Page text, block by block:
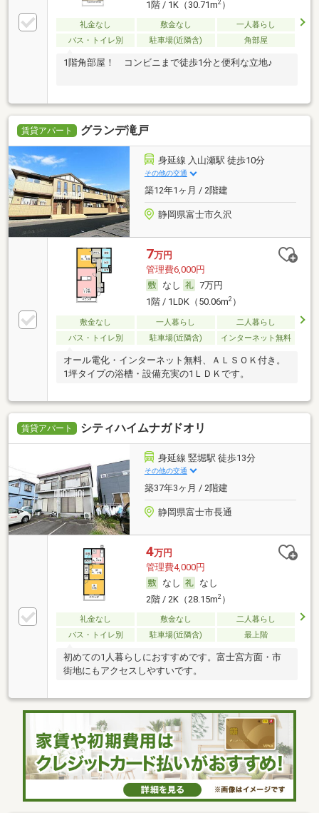
1階 / 1K（30.71m2）
礼金なし 敷金なし
一人暮らし
バス・トイレ別
駐車場(近隣含) 角部屋
1階角部屋！ コンビニまで徒歩1分と便利な立地♪
賃貸アパート グランデ滝戸
身延線 入山瀬駅 徒歩10分
その他の交通
築12年1ヶ月 / 2階建
静岡県富士市久沢
7万円
管理費6,000円
なし
7万円
1階 / 1LDK（50.06m2）
敷金なし 一人暮らし
二人暮らし
バス・トイレ別
駐車場(近隣含) インターネット無料
オール電化・インターネット無料、ＡＬＳＯＫ付き。
1坪タイプの浴槽・設備充実の1ＬＤＫです。
賃貸アパート シティハイムナガドオリ
身延線 竪堀駅 徒歩13分
その他の交通
築37年3ヶ月 / 2階建
静岡県富士市長通
4万円
管理費4,000円
なし
なし
2階 / 2K（28.15m2）
礼金なし 敷金なし
二人暮らし
バス・トイレ別
駐車場(近隣含) 最上階
初めての1人暮らしにおすすめです。富士宮方面・市
街地にもアクセスしやすいです。